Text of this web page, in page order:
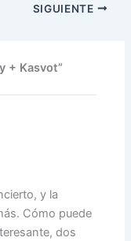
SIGUIENTE
+ Kasvot”
y la
Cómo puede
dos